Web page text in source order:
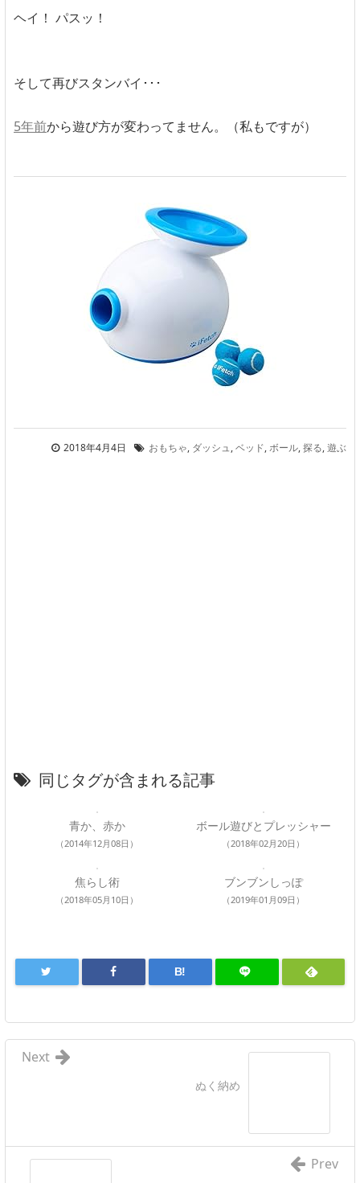
ヘイ！ パスッ！
そして再びスタンバイ･･･
5年前から遊び方が変わってません。（私もですが）
2018年4月4日 おもちゃ, ダッシュ,ベッド,ボール,探る,遊ぶ
同じタグが含まれる記事
青か、赤か
（2014年12月08日）
ボール遊びとプレッシャー
（2018年02月20日）
焦らし術
（2018年05月10日）
ブンブンしっぽ
（2019年01月09日）
B!
ぬく納め
Next
Prev